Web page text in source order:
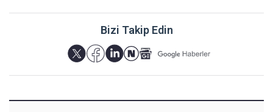
Bizi Takip Edin